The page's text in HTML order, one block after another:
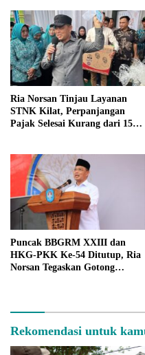
Ria Norsan Tinjau Layanan
STNK Kilat, Perpanjangan
Pajak Selesai Kurang dari 15
Puncak BBGRM XXIII dan
HKG-PKK Ke-54 Ditutup, Ria
Norsan Tegaskan Gotong
Rekomendasi untuk